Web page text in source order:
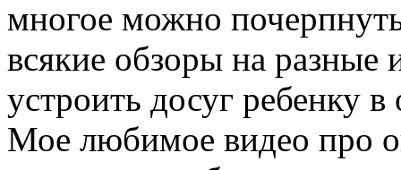
многое можно
всякие обзоры на разные
устроить досуг ребенку
Мое любимое видео про